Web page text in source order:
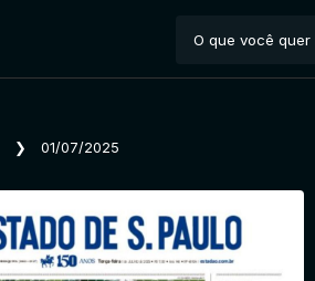
❯ 01/07/2025